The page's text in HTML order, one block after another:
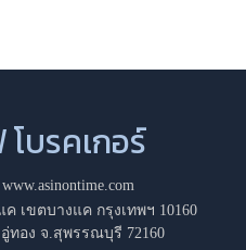
บรคเกอร์
www.asinontime.com
เขตบางแค กรุงเทพฯ 10160
ทอง จ.สุพรรณบุรี 72160